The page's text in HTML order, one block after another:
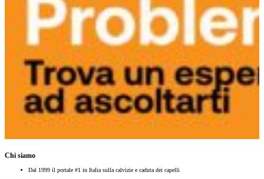
Chi siamo
Dal 1999 il portale #1 in Italia sulla calvizie e caduta dei capelli